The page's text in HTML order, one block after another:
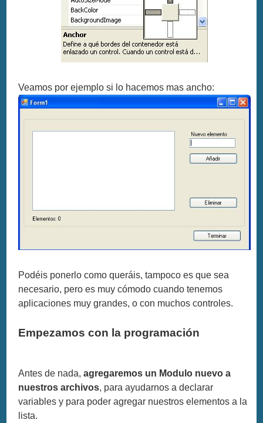
Veamos por ejemplo si lo hacemos mas ancho:
Podéis ponerlo como queráis, tampoco es que sea
necesario, pero es muy cómodo cuando tenemos
aplicaciones muy grandes, o con muchos controles.
Empezamos con la programación
Antes de nada,agregaremos un Modulo nuevo a
nuestros archivos, para ayudarnos a declarar
variables y para poder agregar nuestros elementos a la
lista.